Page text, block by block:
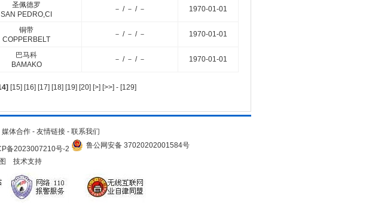
圣佩德罗
SAN PEDRO,CI
－ / － / － 1970-01-01
铜带
COPPERBELT
－ / － / － 1970-01-01
巴马科
BAMAKO
－ / － / － 1970-01-01
[15] [16] [17] [18] [19] [20] [>] [>>] - [129]
媒体合作 - 友情链接 - 联系我们
备2023007210号-2
鲁公网安备 37020202001584号
技术支持